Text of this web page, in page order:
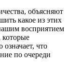
объясняют
какое из этих
восприятием
означает, что
по очереди